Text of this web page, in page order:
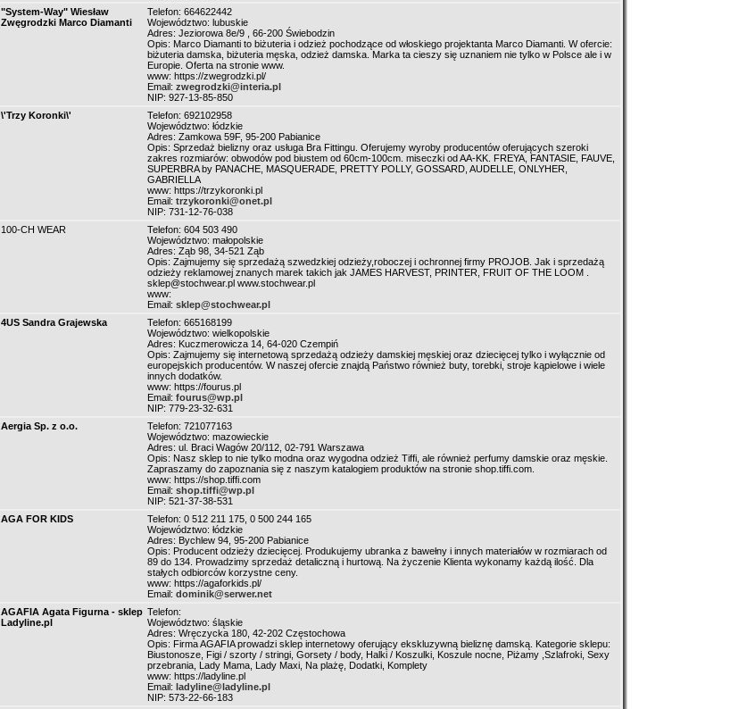
"System-Way" Wiesław
Zwęgrodzki Marco Diamanti
Telefon: 664622442
Województwo: lubuskie
Adres: Jeziorowa 8e/9 , 66-200 Świebodzin
Opis: Marco Diamanti to biżuteria i odzież pochodzące od włoskiego projektanta Marco Diamanti. W ofercie:
biżuteria damska, biżuteria męska, odzież damska. Marka ta cieszy się uznaniem nie tylko w Polsce ale i w
Europie. Oferta na stronie www.
www: https://zwegrodzki.pl/
Email: zwegrodzki@interia.pl
NIP: 927-13-85-850
\'Trzy Koronki\'
Telefon: 692102958
Województwo: łódzkie
Adres: Zamkowa 59F, 95-200 Pabianice
Opis: Sprzedaż bielizny oraz usługa Bra Fittingu. Oferujemy wyroby producentów oferujących szeroki
zakres rozmiarów: obwodów pod biustem od 60cm-100cm. miseczki od AA-KK. FREYA, FANTASIE, FAUVE,
SUPERBRA by PANACHE, MASQUERADE, PRETTY POLLY, GOSSARD, AUDELLE, ONLYHER,
GABRIELLA
www: https://trzykoronki.pl
Email: trzykoronki@onet.pl
NIP: 731-12-76-038
100-CH WEAR
Telefon: 604 503 490
Województwo: małopolskie
Adres: Ząb 98, 34-521 Ząb
Opis: Zajmujemy się sprzedażą szwedzkiej odzieży,roboczej i ochronnej firmy PROJOB. Jak i sprzedażą
odzieży reklamowej znanych marek takich jak JAMES HARVEST, PRINTER, FRUIT OF THE LOOM .
sklep@stochwear.pl www.stochwear.pl
www:
Email: sklep@stochwear.pl
4US Sandra Grajewska
Telefon: 665168199
Województwo: wielkopolskie
Adres: Kuczmerowicza 14, 64-020 Czempiń
Opis: Zajmujemy się internetową sprzedażą odzieży damskiej męskiej oraz dziecięcej tylko i wyłącznie od
europejskich producentów. W naszej ofercie znajdą Państwo również buty, torebki, stroje kąpielowe i wiele
innych dodatków.
www: https://fourus.pl
Email: fourus@wp.pl
NIP: 779-23-32-631
Aergia Sp. z o.o.
Telefon: 721077163
Województwo: mazowieckie
Adres: ul. Braci Wagów 20/112, 02-791 Warszawa
Opis: Nasz sklep to nie tylko modna oraz wygodna odzież Tiffi, ale również perfumy damskie oraz męskie.
Zapraszamy do zapoznania się z naszym katalogiem produktów na stronie shop.tiffi.com.
www: https://shop.tiffi.com
Email: shop.tiffi@wp.pl
NIP: 521-37-38-531
AGA FOR KIDS
Telefon: 0 512 211 175, 0 500 244 165
Województwo: łódzkie
Adres: Bychlew 94, 95-200 Pabianice
Opis: Producent odzieży dziecięcej. Produkujemy ubranka z bawełny i innych materiałów w rozmiarach od
89 do 134. Prowadzimy sprzedaż detaliczną i hurtową. Na życzenie Klienta wykonamy każdą ilość. Dla
stałych odbiorców korzystne ceny.
www: https://agaforkids.pl/
Email: dominik@serwer.net
AGAFIA Agata Figurna - sklep
Ladyline.pl
Telefon:
Województwo: śląskie
Adres: Wręczycka 180, 42-202 Częstochowa
Opis: Firma AGAFIA prowadzi sklep internetowy oferujący ekskluzywną bieliznę damską. Kategorie sklepu:
Biustonosze, Figi / szorty / stringi, Gorsety / body, Halki / Koszulki, Koszule nocne, Piżamy ,Szlafroki, Sexy
przebrania, Lady Mama, Lady Maxi, Na plażę, Dodatki, Komplety
www: https://ladyline.pl
Email: ladyline@ladyline.pl
NIP: 573-22-66-183